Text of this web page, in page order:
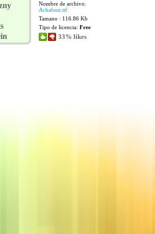
Nombre de archivo:
Achafout.ttf
Tamano : 116.86 Kb
Tipo de licencia: Free
33% likes